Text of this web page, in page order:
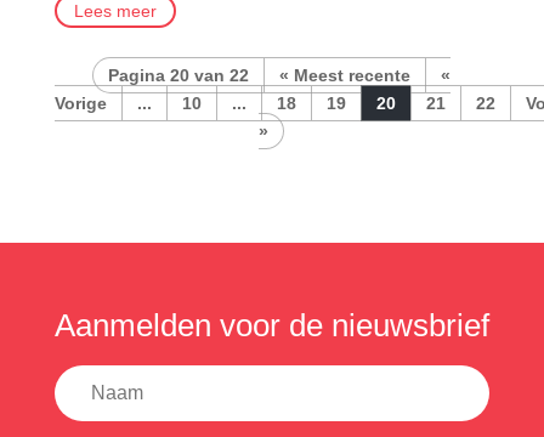
Lees meer
Pagina 20 van 22 « Meest recente
«
...
10 ... 18 19 20 21
22
»
Aanmelden voor de nieuwsbrief